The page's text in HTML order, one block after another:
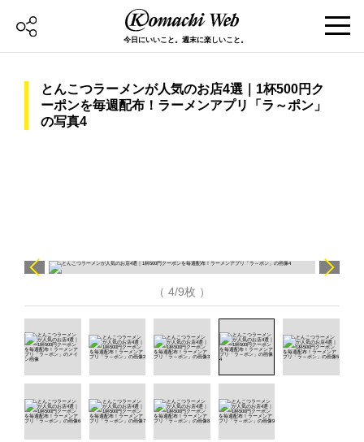
今日にいいこと。週末に楽しいこと。
とんこつラーメンが人気のお店4選｜1杯500円ク
ーポンを毎週配布！ラーメンアプリ「ラ～ポン」
の写真4
（ 4/9枚 ）